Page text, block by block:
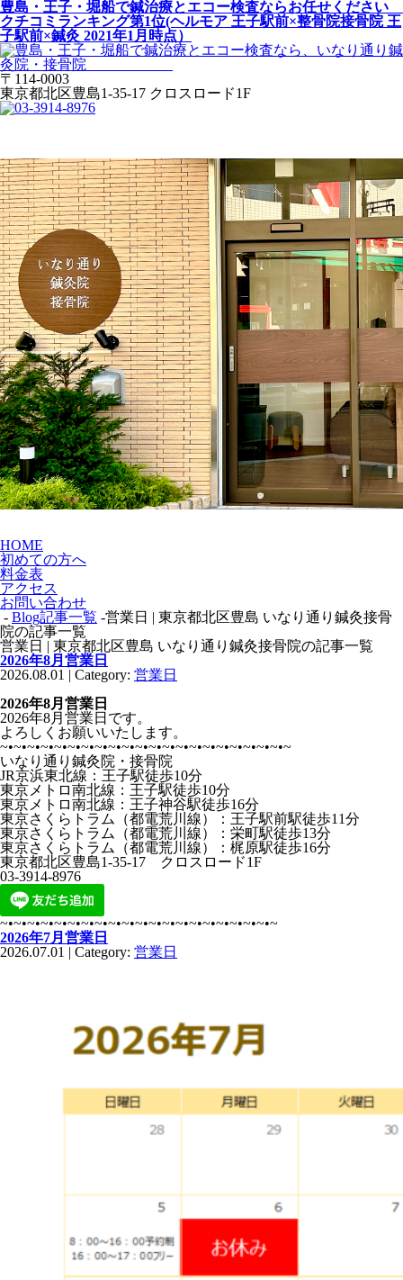
豊島・王子・堀船で鍼治療とエコー検査ならお任せください
クチコミランキング第1位(ヘルモア 王子駅前×整骨院接骨院 王
子駅前×鍼灸 2021年1月時点）
〒114-0003
東京都北区豊島1-35-17 クロスロード1F
HOME
初めての方へ
料金表
アクセス
お問い合わせ
- Blog記事一覧 -営業日 | 東京都北区豊島 いなり通り鍼灸接骨
院の記事一覧
営業日 | 東京都北区豊島 いなり通り鍼灸接骨院の記事一覧
2026年8月営業日
2026.08.01 | Category: 営業日
2026年8月営業日
2026年8月営業日です。
よろしくお願いいたします。
~•~•~•~•~•~•~•~•~•~•~•~•~•~•~•~•~•~•~•~•~•~
いなり通り鍼灸院・接骨院
JR京浜東北線：王子駅徒歩10分
東京メトロ南北線：王子駅徒歩10分
東京メトロ南北線：王子神谷駅徒歩16分
東京さくらトラム（都電荒川線）：王子駅前駅徒歩11分
東京さくらトラム（都電荒川線）：栄町駅徒歩13分
東京さくらトラム（都電荒川線）：梶原駅徒歩16分
東京都北区豊島1-35-17 クロスロード1F
03-3914-8976
~•~•~•~•~•~•~•~•~•~•~•~•~•~•~•~•~•~•~•~•~
2026年7月営業日
2026.07.01 | Category: 営業日